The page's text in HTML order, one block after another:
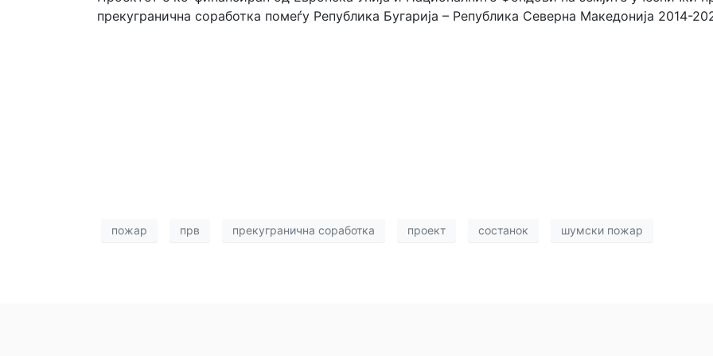
прекугранична соработка помеѓу Република Бугарија – Република Северна Македонија 2014-
пожар прв прекугранична соработка проект состанок шумски пожар